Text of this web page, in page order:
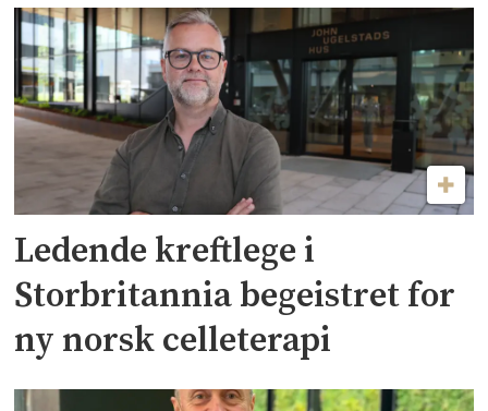
Ledende kreftlege i
Storbritannia begeistret for
ny norsk celleterapi